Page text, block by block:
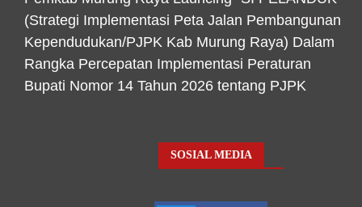
(Strategi Implementasi Peta Jalan Pembangunan
Kependudukan/PJPK Kab Murung Raya) Dalam
Rangka Percepatan Implementasi Peraturan
Bupati Nomor 14 Tahun 2026 tentang PJPK
SOSIAL MEDIA